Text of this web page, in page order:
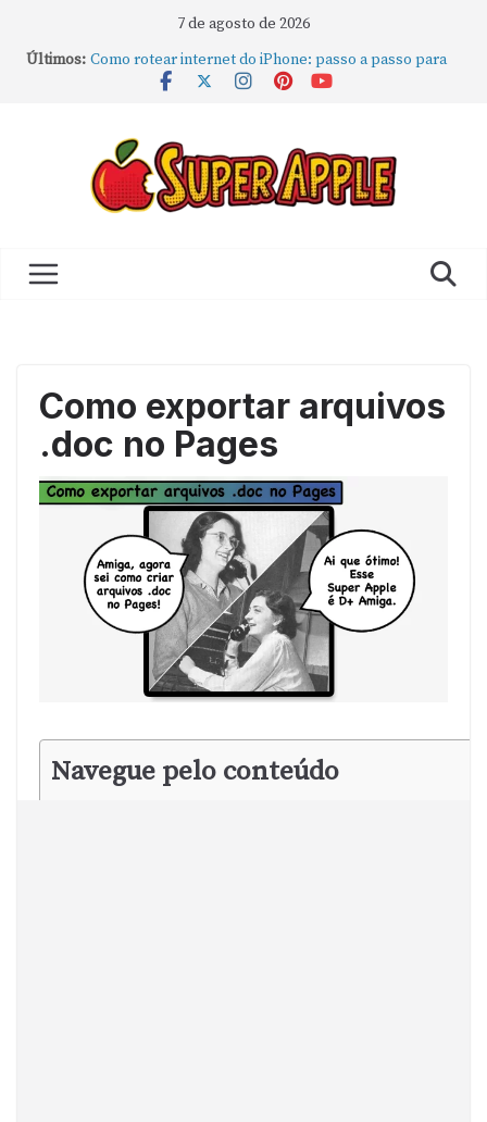
7 de agosto de 2026
Últimos: Como rotear internet do iPhone: passo a passo para
compartilhar a conexão
Como fechar rapidamente todas as janelas ou
aplicativos abertos no Mac
Como gravar tela do MacBook: passo a passo simples
Como exportar arquivos
.doc no Pages
Navegue pelo conteúdo